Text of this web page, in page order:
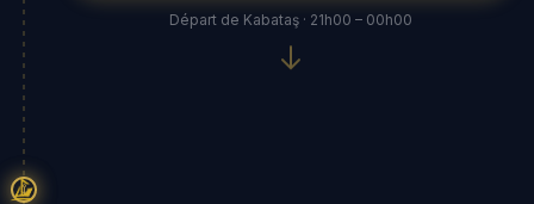
Départ de Kabataş · 21h00 – 00h00